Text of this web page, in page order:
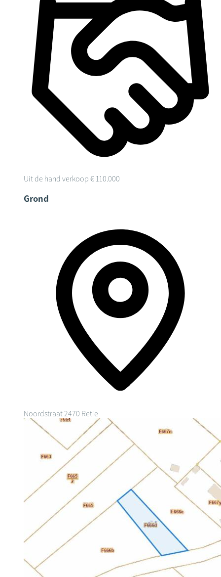
Uit de hand verkoop € 110.000
Grond
Noordstraat2470 Retie